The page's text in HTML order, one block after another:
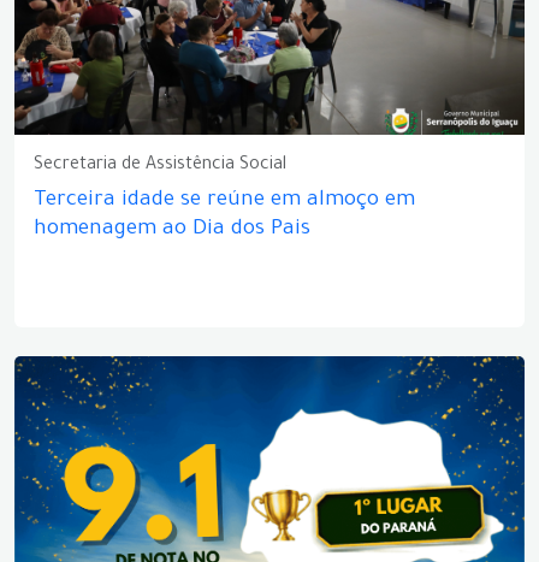
Secretaria de Assistência Social
Terceira idade se reúne em almoço em
homenagem ao Dia dos Pais